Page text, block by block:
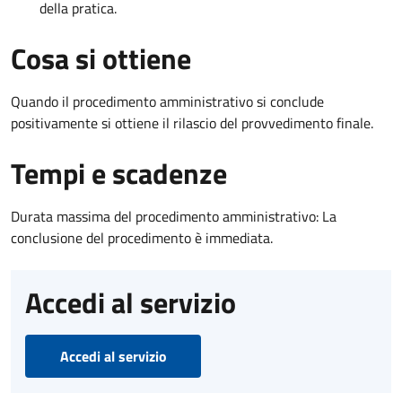
della pratica.
Cosa si ottiene
Quando il procedimento amministrativo si conclude
positivamente si ottiene il rilascio del provvedimento finale.
Tempi e scadenze
Durata massima del procedimento amministrativo: La
conclusione del procedimento è immediata.
Accedi al servizio
Accedi al servizio